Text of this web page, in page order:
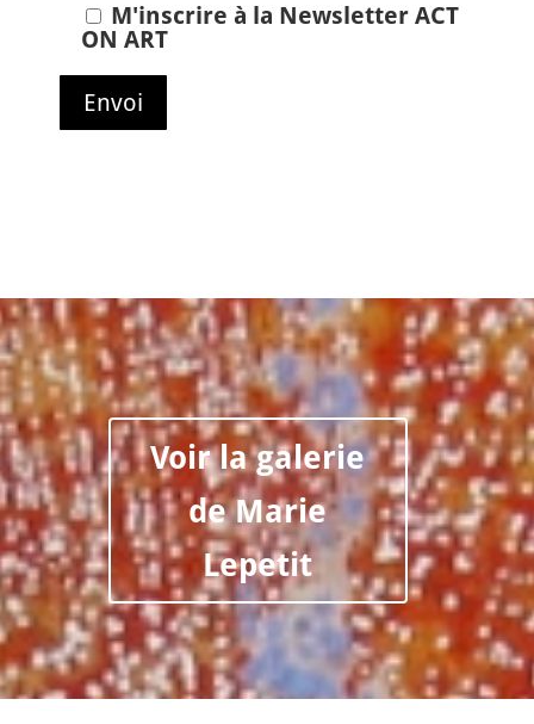
M'inscrire à la Newsletter ACT
ON ART
Voir la galerie
de Marie
Lepetit